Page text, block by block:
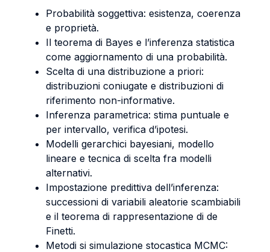
Probabilità soggettiva: esistenza, coerenza
e proprietà.
Il teorema di Bayes e l’inferenza statistica
come aggiornamento di una probabilità.
Scelta di una distribuzione a priori:
distribuzioni coniugate e distribuzioni di
riferimento non-informative.
Inferenza parametrica: stima puntuale e
per intervallo, verifica d’ipotesi.
Modelli gerarchici bayesiani, modello
lineare e tecnica di scelta fra modelli
alternativi.
Impostazione predittiva dell’inferenza:
successioni di variabili aleatorie scambiabili
e il teorema di rappresentazione di de
Finetti.
Metodi si simulazione stocastica MCMC: